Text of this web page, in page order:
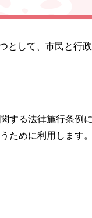
として、市民と行
する法律施行条例
ために利用します。